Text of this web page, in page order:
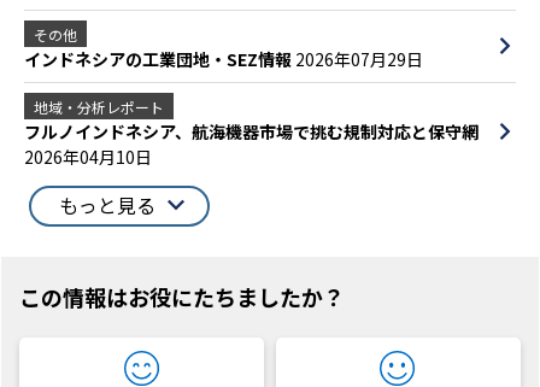
その他
インドネシアの工業団地・SEZ情報 2026年07月29日
地域・分析レポート
フルノインドネシア、航海機器市場で挑む規制対応と保守網
2026年04月10日
もっと見る
この情報はお役にたちましたか？